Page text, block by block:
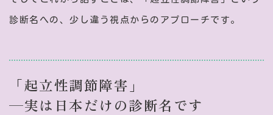
診断名への、少し違う視点からのアプローチです。
「起立性調節障害」
—実は日本だけの診断名です